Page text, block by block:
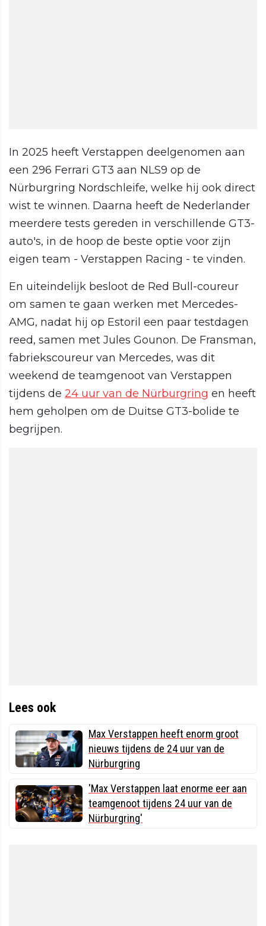
In 2025 heeft Verstappen deelgenomen aan
een 296 Ferrari GT3 aan NLS9 op de
Nürburgring Nordschleife, welke hij ook direct
wist te winnen. Daarna heeft de Nederlander
meerdere tests gereden in verschillende GT3-
auto's, in de hoop de beste optie voor zijn
eigen team - Verstappen Racing - te vinden.
En uiteindelijk besloot de Red Bull-coureur
om samen te gaan werken met Mercedes-
AMG, nadat hij op Estoril een paar testdagen
reed, samen met Jules Gounon. De Fransman,
fabriekscoureur van Mercedes, was dit
weekend de teamgenoot van Verstappen
tijdens de 24 uur van de Nürburgring en heeft
hem geholpen om de Duitse GT3-bolide te
begrijpen.
Lees ook
Max Verstappen heeft enorm groot
nieuws tijdens de 24 uur van de
Nürburgring
'Max Verstappen laat enorme eer aan
teamgenoot tijdens 24 uur van de
Nürburgring'